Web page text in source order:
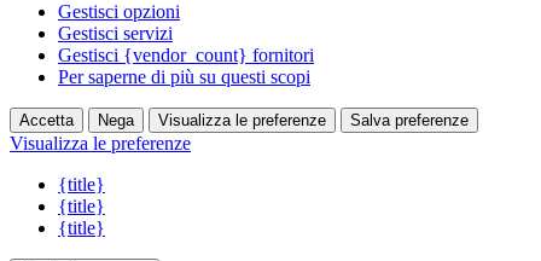
Gestisci opzioni
Gestisci servizi
Gestisci {vendor_count} fornitori
Per saperne di più su questi scopi
Accetta Nega Visualizza le preferenze Salva preferenze
Visualizza le preferenze
{title}
{title}
{title}